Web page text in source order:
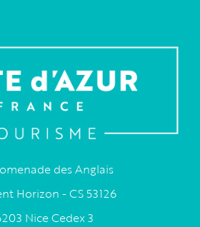
des Anglais
Horizon - CS 53126
Nice Cedex 3